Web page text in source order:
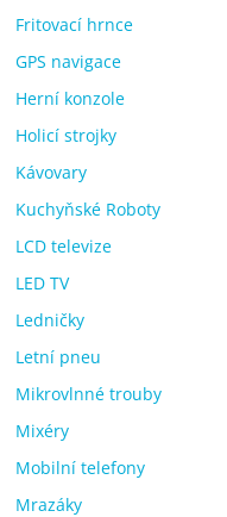
Fritovací hrnce
GPS navigace
Herní konzole
Holicí strojky
Kávovary
Kuchyňské Roboty
LCD televize
LED TV
Ledničky
Letní pneu
Mikrovlnné trouby
Mixéry
Mobilní telefony
Mrazáky